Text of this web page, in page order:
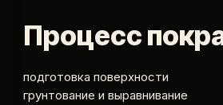
Процесс
подготовка поверхности
грунтование и выравнивание